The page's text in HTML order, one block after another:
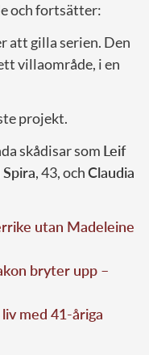
och fortsätter:
att gilla serien. Den
villaområde, i en
projekt.
skådisar som Leif
, 43, ochClaudia
utan Madeleine
bryter upp –
med 41-åriga